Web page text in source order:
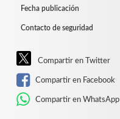
Fecha publicación
Contacto de seguridad
Compartir en Twitter
Compartir en Facebook
Compartir en WhatsApp